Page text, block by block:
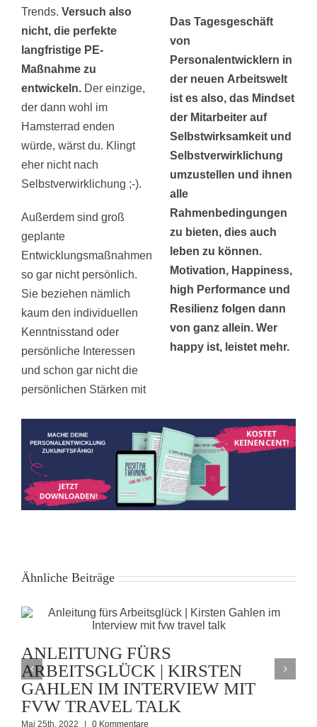
Trends. Versuch also
nicht, die perfekte
langfristige PE-
Maßnahme zu
entwickeln.Der einzige,
der dann wohl im
Hamsterrad enden
würde, wärst du. Klingt
eher nicht nach
Selbstverwirklichung ;-).
Außerdem sind groß
geplante
Entwicklungsmaßnahmen
so gar nicht persönlich.
Sie beziehen nämlich
kaum den individuellen
Kenntnisstand oder
persönliche Interessen
und schon gar nicht die
persönlichen Stärken mit
Das Tagesgeschäft
von
Personalentwicklern in
der neuen Arbeitswelt
ist es also, das Mindset
der Mitarbeiter auf
Selbstwirksamkeit und
Selbstverwirklichung
umzustellen und ihnen
alle
Rahmenbedingungen
zu bieten, dies auch
leben zu können.
Motivation, Happiness,
high Performance und
Resilienz folgen dann
von ganz allein. Wer
happy ist, leistet mehr.
Ähnliche Beiträge
ANLEITUNG FÜRS
ARBEITSGLÜCK | KIRSTEN
GAHLEN IM INTERVIEW MIT
FVW TRAVEL TALK
Mai 25th, 2022 | 0 Kommentare